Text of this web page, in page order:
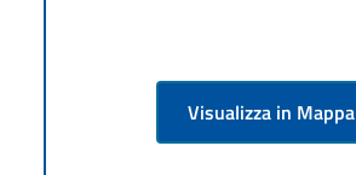
Visualizza in Mappa